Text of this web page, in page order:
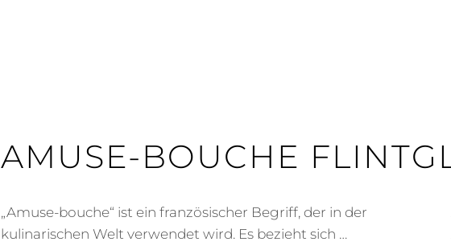
AMUSE-BOUCHE
„Amuse-bouche“ ist ein französischer Begriff, der in der
kulinarischen Welt verwendet wird. Es bezieht sich …